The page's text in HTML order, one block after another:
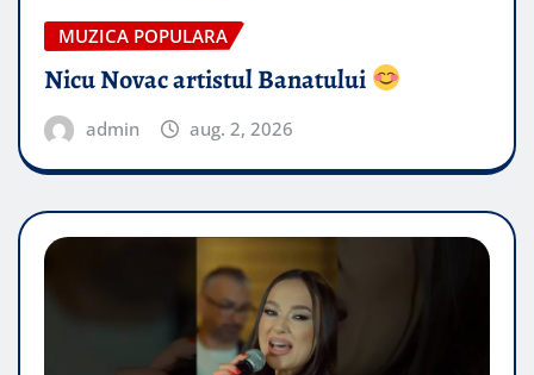
MUZICA POPULARA
Nicu Novac artistul Banatului
admin aug. 2, 2026